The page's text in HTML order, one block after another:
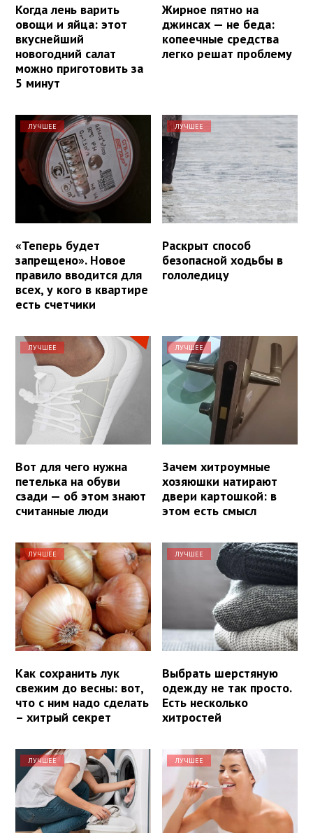
Когда лень варить
овощи и яйца: этот
вкуснейший
новогодний салат
можно приготовить за
5 минут
Жирное пятно на
джинсах — не беда:
копеечные средства
легко решат проблему
ЛУЧШЕЕ
«Теперь будет
запрещено». Новое
правило вводится для
всех, у кого в квартире
есть счетчики
ЛУЧШЕЕ
Раскрыт способ
безопасной ходьбы в
гололедицу
ЛУЧШЕЕ
Вот для чего нужна
петелька на обуви
сзади — об этом знают
считанные люди
ЛУЧШЕЕ
Зачем хитроумные
хозяюшки натирают
двери картошкой: в
этом есть смысл
ЛУЧШЕЕ
Как сохранить лук
свежим до весны: вот,
что с ним надо сделать
– хитрый секрет
ЛУЧШЕЕ
Выбрать шерстяную
одежду не так просто.
Есть несколько
хитростей
ЛУЧШЕЕ ЛУЧШЕЕ